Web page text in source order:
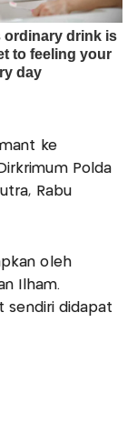
ke
Polda
Rabu
oleh
Ilham.
sendiri didapat